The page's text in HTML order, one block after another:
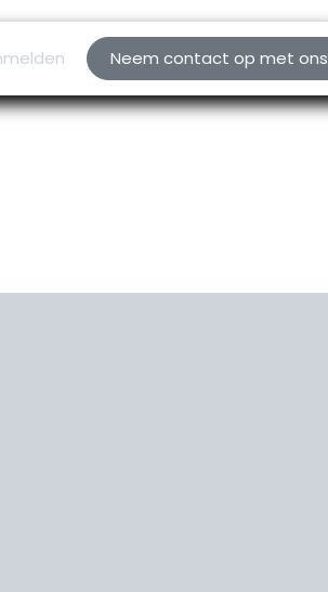
Neem contact op met ons